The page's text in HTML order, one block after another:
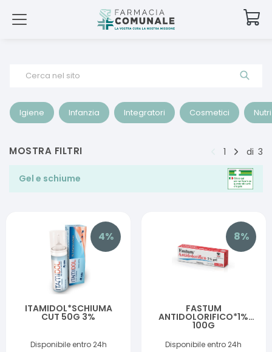
Cerca nel sito
Igiene Infanzia Integratori Cosmetici
MOSTRA FILTRI 1 di 3
Gel e schiume
4%
ITAMIDOL*SCHIUMA
CUT 50G 3%
Disponibile entro 24h
8%
FASTUM
ANTIDOLORIFICO*1%
100G
Disponibile entro 24h